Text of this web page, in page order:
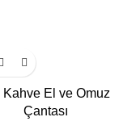
Kahve El ve Omuz
Çantası